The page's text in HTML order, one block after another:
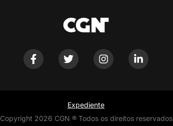
Expediente
Copyright 2026 CGN ® Todos os direitos reservados